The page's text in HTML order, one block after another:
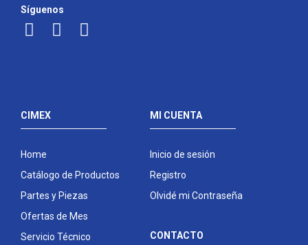
Síguenos
CIMEX
Home
Catálogo de Productos
Partes y Piezas
Ofertas de Mes
Servicio Técnico
MI CUENTA
Inicio de sesión
Registro
Olvidé mi Contraseña
CONTACTO